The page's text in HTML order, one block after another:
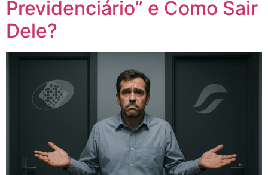
Previdenciário” e Como Sair
Dele?